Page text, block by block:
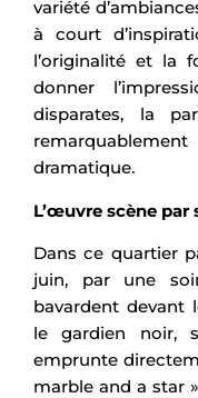
variété
à court
l’originalité et la
donner
disparates, la
dramatique.
L’œuvre scène par
Dans ce quartier
juin, par une
bavardent devant
le gardien noir,
emprunte
marble and a star